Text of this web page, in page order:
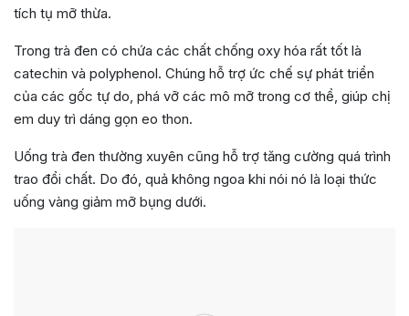
tích tụ mỡ thừa.
Trong trà đen có chứa các chất chống oxy hóa rất tốt là
catechin và polyphenol. Chúng hỗ trợ ức chế sự phát triển
của các gốc tự do, phá vỡ các mô mỡ trong cơ thể, giúp chị
em duy trì dáng gọn eo thon.
Uống trà đen thường xuyên cũng hỗ trợ tăng cường quá trình
trao đổi chất. Do đó, quả không ngoa khi nói nó là loại thức
uống vàng giảm mỡ bụng dưới.